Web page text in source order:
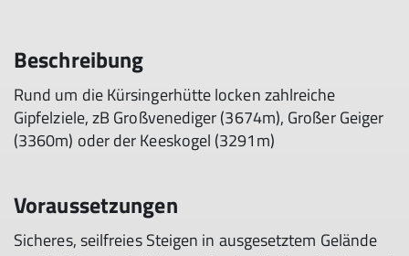
Beschreibung
Rund um die Kürsingerhütte locken zahlreiche
Gipfelziele, zB Großvenediger (3674m), Großer Geiger
(3360m) oder der Keeskogel (3291m)
Voraussetzungen
Sicheres, seilfreies Steigen in ausgesetztem Gelände